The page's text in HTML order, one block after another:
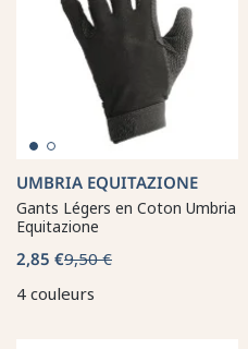
UMBRIA EQUITAZIONE
Gants Légers en Coton Umbria
Equitazione
2,85 €9,50 €
4 couleurs